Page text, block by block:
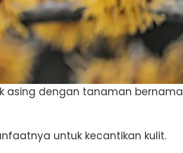
asing dengan tanaman bernama
untuk kecantikan kulit.